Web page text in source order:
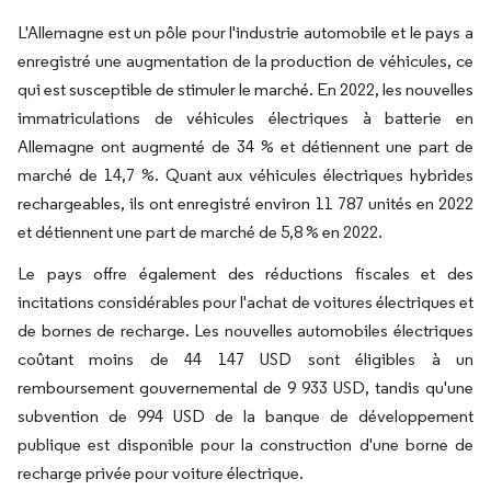
L'Allemagne est un pôle pour l'industrie automobile et le pays a
enregistré une augmentation de la production de véhicules, ce
qui est susceptible de stimuler le marché. En 2022, les nouvelles
immatriculations de véhicules électriques à batterie en
Allemagne ont augmenté de 34 % et détiennent une part de
marché de 14,7 %. Quant aux véhicules électriques hybrides
rechargeables, ils ont enregistré environ 11 787 unités en 2022
et détiennent une part de marché de 5,8 % en 2022.
Le pays offre également des réductions fiscales et des
incitations considérables pour l'achat de voitures électriques et
de bornes de recharge. Les nouvelles automobiles électriques
coûtant moins de 44 147 USD sont éligibles à un
remboursement gouvernemental de 9 933 USD, tandis qu'une
subvention de 994 USD de la banque de développement
publique est disponible pour la construction d'une borne de
recharge privée pour voiture électrique.